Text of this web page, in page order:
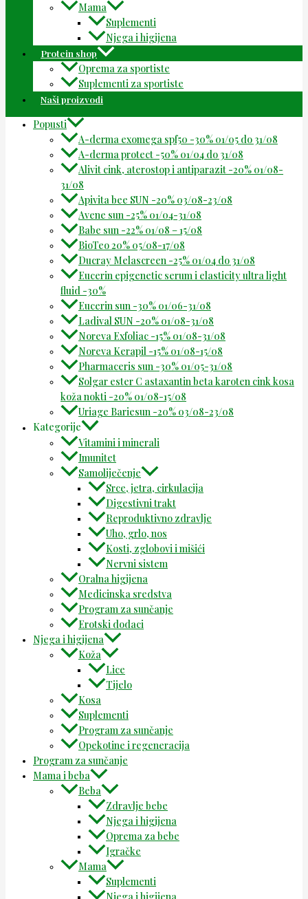
Mama
Suplementi
Njega i higijena
Protein shop
Oprema za sportiste
Suplementi za sportiste
Naši proizvodi
Popusti
A-derma exomega spf50 -30% 01/05 do 31/08
A-derma protect -50% 01/04 do 31/08
Alivit cink, aterostop i antiparazit -20% 01/08-
31/08
Apivita bee SUN -20% 03/08-23/08
Avene sun -25% 01/04-31/08
Babe sun -22% 01/08 – 15/08
BioTeo 20% 05/08-17/08
Ducray Melascreen -25% 01/04 do 31/08
Eucerin epigenetic serum i elasticity ultra light
fluid -30%
Eucerin sun -30% 01/06-31/08
Ladival SUN -20% 01/08-31/08
Noreva Exfoliac -15% 01/08-31/08
Noreva Kerapil -15% 01/08-15/08
Pharmaceris sun -30% 01/05-31/08
Solgar ester C astaxantin beta karoten cink kosa
koža nokti -20% 01/08-15/08
Uriage Bariesun -20% 03/08-23/08
Kategorije
Vitamini i minerali
Imunitet
Samoliječenje
Srce, jetra, cirkulacija
Digestivni trakt
Reproduktivno zdravlje
Uho, grlo, nos
Kosti, zglobovi i mišići
Nervni sistem
Oralna higijena
Medicinska sredstva
Program za sunčanje
Erotski dodaci
Njega i higijena
Koža
Lice
Tijelo
Kosa
Suplementi
Program za sunčanje
Opekotine i regeneracija
Program za sunčanje
Mama i beba
Beba
Zdravlje bebe
Njega i higijena
Oprema za bebe
Igračke
Mama
Suplementi